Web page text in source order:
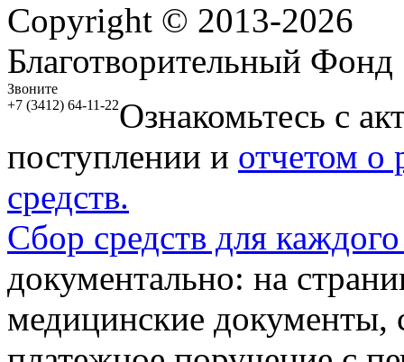
Copyright © 2013-2026
Благотворительный
Звоните
+7 (3412) 64-11-22Ознакомьтесь с
поступлении и отчетом о
средств.
Сбор средств для
документально: на
медицинские документы,